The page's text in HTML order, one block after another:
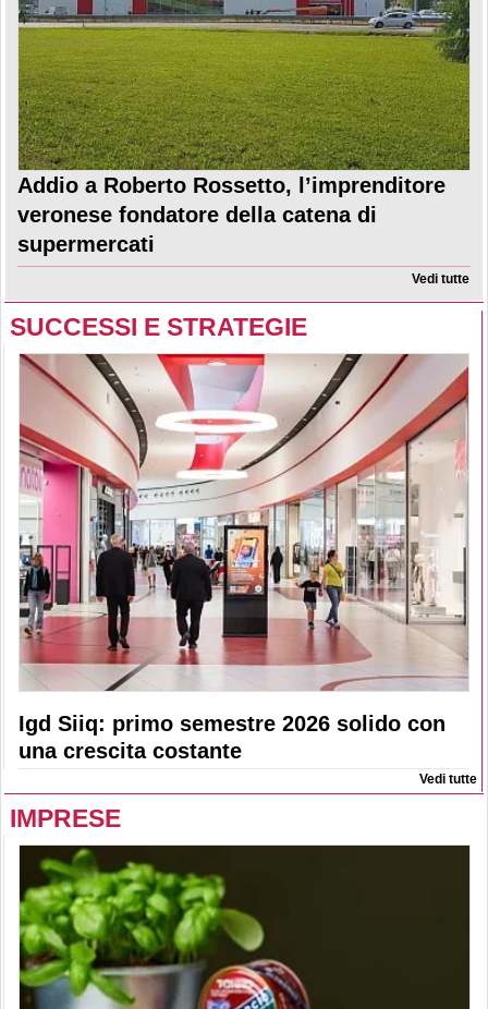
Addio a Roberto Rossetto, l’imprenditore
veronese fondatore della catena di
supermercati
Vedi tutte
SUCCESSI E STRATEGIE
Igd Siiq: primo semestre 2026 solido con
una crescita costante
Vedi tutte
IMPRESE